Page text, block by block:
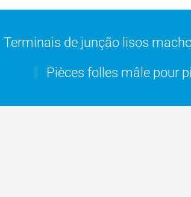
Terminais de junção lisos
Pièces folles mâle pour